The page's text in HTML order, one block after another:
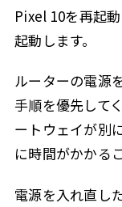
Pixel 10を再起
起動します。
ルーターの電源
手順を優先して
ートウェイが別
に時間がかかる
電源を入れ直し